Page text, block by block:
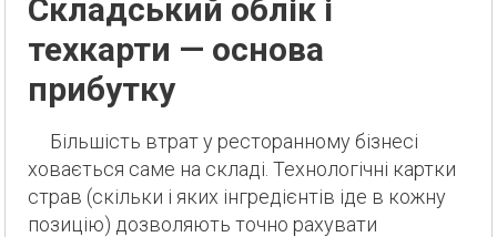
Складський облік і
техкарти — основа
прибутку
Більшість втрат у ресторанному бізнесі
ховається саме на складі. Технологічні картки
страв (скільки і яких інгредієнтів іде в кожну
позицію) дозволяють точно рахувати